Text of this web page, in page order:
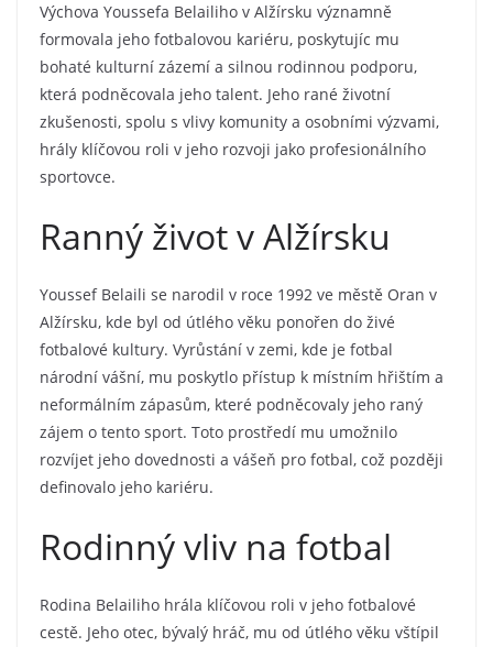
Výchova Youssefa Belailiho v Alžírsku významně
formovala jeho fotbalovou kariéru, poskytujíc mu
bohaté kulturní zázemí a silnou rodinnou podporu,
která podněcovala jeho talent. Jeho rané životní
zkušenosti, spolu s vlivy komunity a osobními výzvami,
hrály klíčovou roli v jeho rozvoji jako profesionálního
sportovce.
Ranný život v Alžírsku
Youssef Belaili se narodil v roce 1992 ve městě Oran v
Alžírsku, kde byl od útlého věku ponořen do živé
fotbalové kultury. Vyrůstání v zemi, kde je fotbal
národní vášní, mu poskytlo přístup k místním hřištím a
neformálním zápasům, které podněcovaly jeho raný
zájem o tento sport. Toto prostředí mu umožnilo
rozvíjet jeho dovednosti a vášeň pro fotbal, což později
definovalo jeho kariéru.
Rodinný vliv na fotbal
Rodina Belailiho hrála klíčovou roli v jeho fotbalové
cestě. Jeho otec, bývalý hráč, mu od útlého věku vštípil